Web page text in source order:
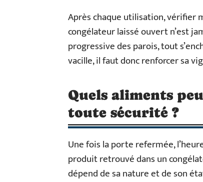
Après chaque utilisation, vérifier
congélateur laissé ouvert n’est
progressive des parois, tout
vacille, il faut donc renforcer sa
Quels aliments
toute sécurité ?
Une fois la porte refermée,
produit retrouvé dans un
dépend de sa nature et de son